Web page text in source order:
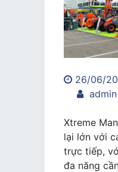
26/06/
trong
ra
xe
nâng
đa
admin
Xtreme
lại lớn với
trực tiếp,
đa năng